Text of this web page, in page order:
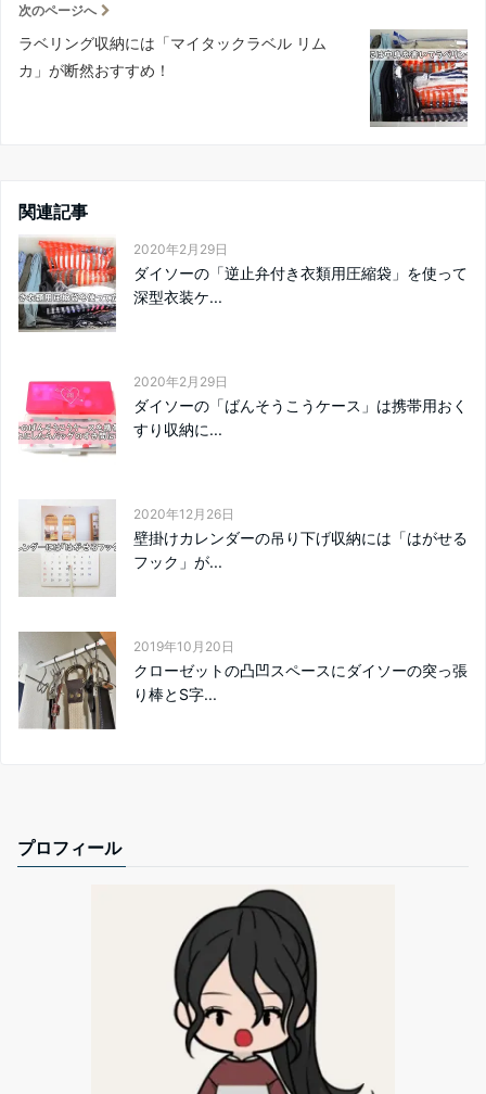
次のページへ
ラベリング収納には「マイタックラベル リム
カ」が断然おすすめ！
関連記事
2020年2月29日
ダイソーの「逆止弁付き衣類用圧縮袋」を使って
深型衣装ケ...
2020年2月29日
ダイソーの「ばんそうこうケース」は携帯用おく
すり収納に...
2020年12月26日
壁掛けカレンダーの吊り下げ収納には「はがせる
フック」が...
2019年10月20日
クローゼットの凸凹スペースにダイソーの突っ張
り棒とS字...
プロフィール